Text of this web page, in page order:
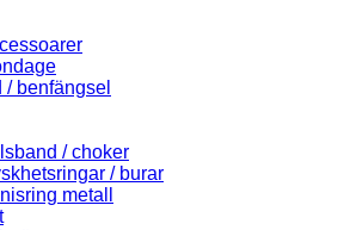
/ benfängsel
/ choker
/ burar
metall